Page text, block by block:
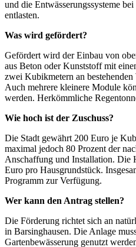
und die Entwässerungssysteme
entlasten.
Was wird gefördert?
Gefördert wird der Einbau von
aus Beton oder Kunststoff mit
zwei Kubikmetern an
Auch mehrere kleinere Module
werden. Herkömmliche
Wie hoch ist der Zuschuss?
Die Stadt gewährt 200 Euro je
maximal jedoch 80 Prozent der
Anschaffung und Installation. Die
Euro pro Hausgrundstück.
Programm zur Verfügung.
Wer kann den Antrag stellen?
Die Förderung richtet sich an
in Barsinghausen. Die Anlage
Gartenbewässerung genutzt